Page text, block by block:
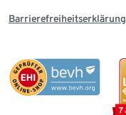
Barrierefreiheitserklärung